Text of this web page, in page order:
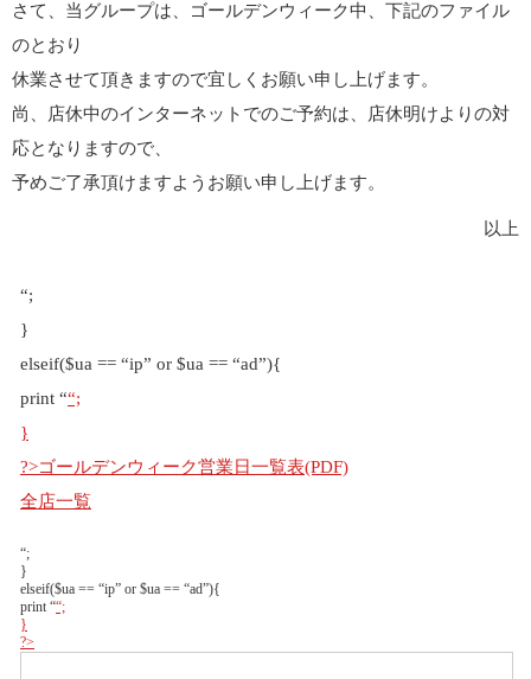
さて、当グループは、ゴールデンウィーク中、下記のファイル
のとおり
休業させて頂きますので宜しくお願い申し上げます。
尚、店休中のインターネットでのご予約は、店休明けよりの対
応となりますので、
予めご了承頂けますようお願い申し上げます。
以上
“;
}
elseif($ua == “ip” or $ua == “ad”){
print ““;
}
?>ゴールデンウィーク営業日一覧表(PDF)
全店一覧
“;
}
elseif($ua == “ip” or $ua == “ad”){
print ““;
}
?>